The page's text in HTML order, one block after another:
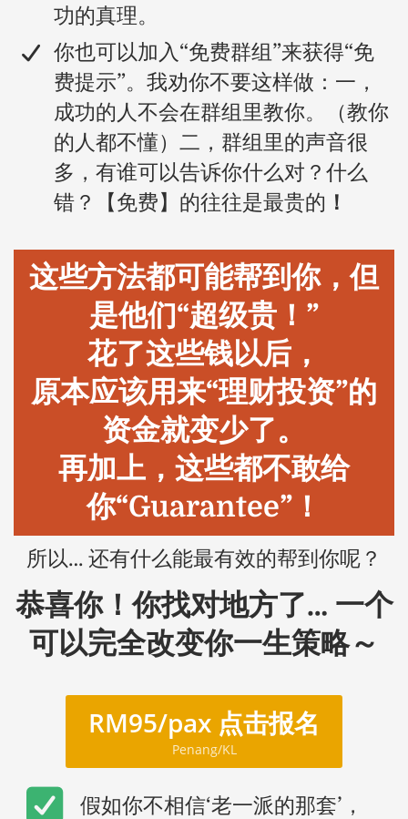
功的真理。
​你也可以加入“免费群组”来获得“免
费提示”。我劝你不要这样做：一，
成功的人不会在群组里教你。（教你
的人都不懂）二，群组里的声音很
多，有谁可以告诉你什么对？什么
错？【免费】的往往是最贵的 ！
这些方法都可能帮到你，但
是他们“超级贵！”
花了这些钱以后，
原本应该用来“理财投资”的
资金就变少了。
再加上，这些都不敢给
你“Guarantee”！
所以… 还有什么能最有效的帮到你呢？
恭喜你！你找对地方了… 一个
可以完全改变你一生策略～
RM95/pax 点击报名
Penang/KL
​假如你不相信‘老一派的那套’，